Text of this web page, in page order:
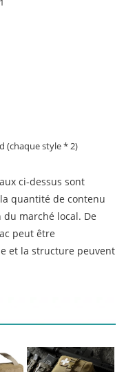
(chaque style * 2)
ci-dessus sont
quantité de contenu
marché local. De
peut être
et la structure peuvent